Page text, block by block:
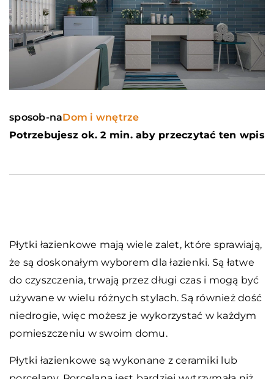
sposob-naDom i wnętrze
Potrzebujesz ok. 2 min. aby przeczytać ten wpis
Płytki łazienkowe mają wiele zalet, które sprawiają,
że są doskonałym wyborem dla łazienki. Są łatwe
do czyszczenia, trwają przez długi czas i mogą być
używane w wielu różnych stylach. Są również dość
niedrogie, więc możesz je wykorzystać w każdym
pomieszczeniu w swoim domu.
Płytki łazienkowe są wykonane z ceramiki lub